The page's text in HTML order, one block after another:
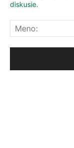
diskusie.